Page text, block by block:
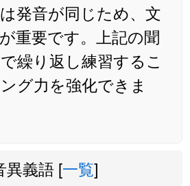
発音が同じため、文
重要です。上記の聞
繰り返し練習するこ
グ力を強化できま
異義語 [一覧]